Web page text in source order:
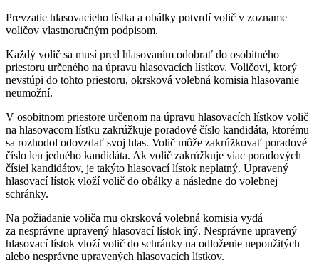
Prevzatie hlasovacieho lístka a obálky potvrdí volič v zozname
voličov vlastnoručným podpisom.
Každý volič sa musí pred hlasovaním odobrať do osobitného
priestoru určeného na úpravu hlasovacích lístkov. Voličovi, ktorý
nevstúpi do tohto priestoru, okrsková volebná komisia hlasovanie
neumožní.
V osobitnom priestore určenom na úpravu hlasovacích lístkov volič
na hlasovacom lístku zakrúžkuje poradové číslo kandidáta, ktorému
sa rozhodol odovzdať svoj hlas. Volič môže zakrúžkovať poradové
číslo len jedného kandidáta. Ak volič zakrúžkuje viac poradových
čísiel kandidátov, je takýto hlasovací lístok neplatný. Upravený
hlasovací lístok vloží volič do obálky a následne do volebnej
schránky.
Na požiadanie voliča mu okrsková volebná komisia vydá
za nesprávne upravený hlasovací lístok iný. Nesprávne upravený
hlasovací lístok vloží volič do schránky na odloženie nepoužitých
alebo nesprávne upravených hlasovacích lístkov.